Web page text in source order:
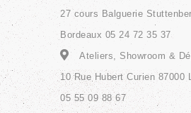
27 cours Balguerie
Bordeaux 05 24 72 35 37
Ateliers, Showroom &
10 Rue Hubert Curien 87000
05 55 09 88 67